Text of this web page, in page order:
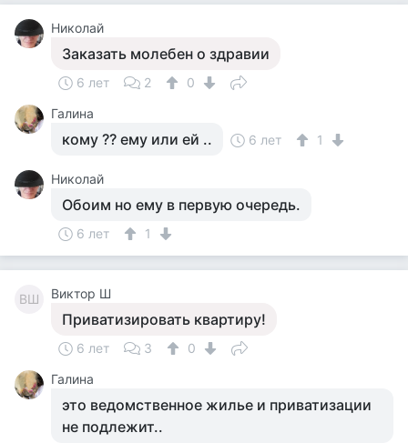
Николай
Заказать молебен о здравии
6 лет 2
0
Галина
кому ?? ему или ей .. 6 лет 1
Николай
Обоим но ему в первую очередь.
6 лет 1
ВШ Виктор Ш
Приватизировать квартиру!
6 лет 3
0
Галина
это ведомственное жилье и приватизации
не подлежит..